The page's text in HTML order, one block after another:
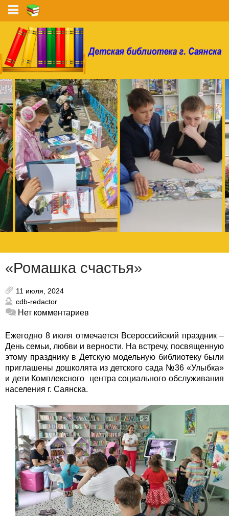
«Ромашка счастья»
11 июля, 2024
cdb-redactor
Нет комментариев
Ежегодно 8 июля отмечается Всероссийский праздник –
День семьи, любви и верности. На встречу, посвященную
этому празднику в Детскую модельную библиотеку были
приглашены дошколята из детского сада №36 «Улыбка»
и дети Комплексного центра социального обслуживания
населения г. Саянска.